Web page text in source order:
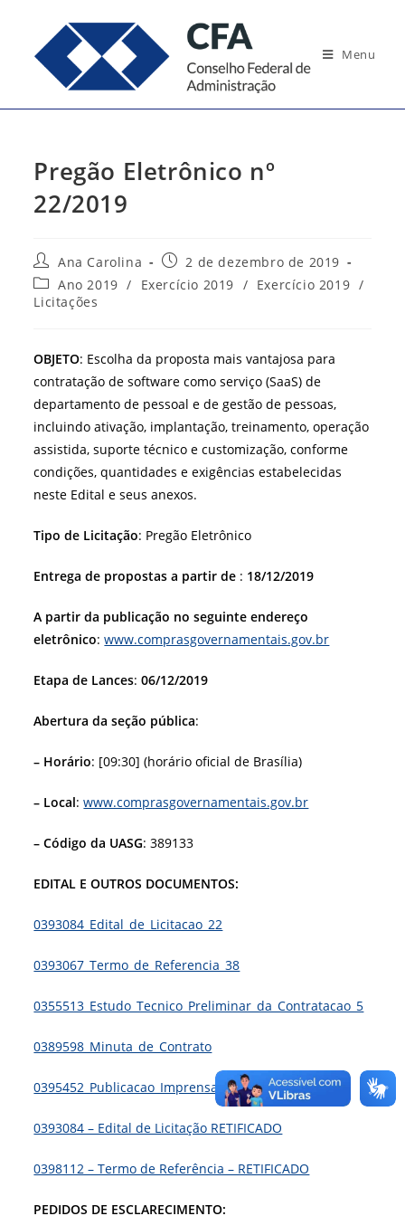
conteúdo
Menu
Pregão Eletrônico nº
22/2019
Autor
do
post:
Ana Carolina
Post
publicado:
2 de dezembro de 2019
Categoria
do
Ano 2019 / Exercício 2019 / Exercício 2019 /
Licitações
OBJETO: Escolha da proposta mais vantajosa para
contratação de software como serviço (SaaS) de
departamento de pessoal e de gestão de pessoas,
incluindo ativação, implantação, treinamento, operação
assistida, suporte técnico e customização, conforme
condições, quantidades e exigências estabelecidas
neste Edital e seus anexos.
Tipo de Licitação: Pregão Eletrônico
Entrega de propostas a partir de : 18/12/2019
A partir da publicação no seguinte endereço
eletrônico:www.comprasgovernamentais.gov.br
Etapa de Lances:06/12/2019
Abertura da seção pública:
– Horário: [09:30] (horário oficial de Brasília)
– Local:www.comprasgovernamentais.gov.br
– Código da UASG: 389133
EDITAL E OUTROS DOCUMENTOS:
0393084_Edital_de_Licitacao_22
0393067_Termo_de_Referencia_38
0355513_Estudo_Tecnico_Preliminar_da_Contratacao_5
0389598_Minuta_de_Contrato
0395452_Publicacao_Imprensa_Nacional
0393084 – Edital de Licitação RETIFICADO
0398112 – Termo de Referência – RETIFICADO
PEDIDOS DE ESCLARECIMENTO: